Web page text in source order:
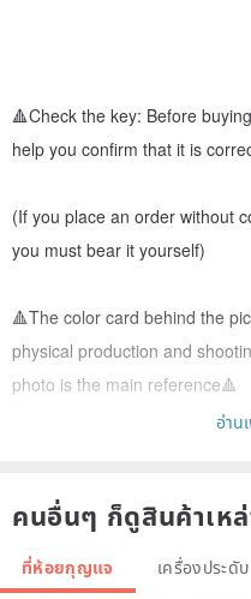
🔺Check the key: Before
help you confirm that it is
(If you place an order without
you must bear it yourself)
🔺The color card behind the
physical production and
photo is the main reference🔺
🔺Exquisitely packaged gift
giving🔺
อ่าน
คนอื่นๆ ก็ดูสินค้าเห
ที่ห้อยกุญแจ เครื่องประดับ